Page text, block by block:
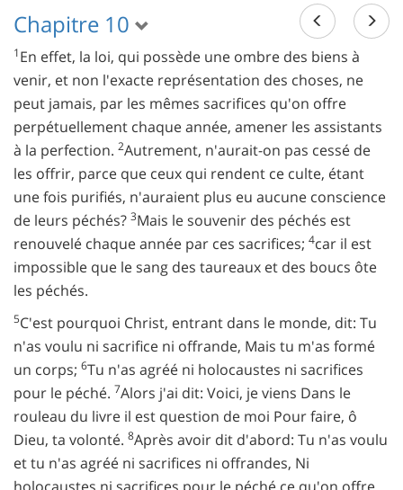
Chapitre 10
1En effet, la loi, qui possède une ombre des biens à
venir, et non l'exacte représentation des choses, ne
peut jamais, par les mêmes sacrifices qu'on offre
perpétuellement chaque année, amener les assistants
à la perfection. 2Autrement, n'aurait-on pas cessé de
les offrir, parce que ceux qui rendent ce culte, étant
une fois purifiés, n'auraient plus eu aucune conscience
de leurs péchés? 3Mais le souvenir des péchés est
renouvelé chaque année par ces sacrifices; 4car il est
impossible que le sang des taureaux et des boucs ôte
les péchés.
5C'est pourquoi Christ, entrant dans le monde, dit: Tu
n'as voulu ni sacrifice ni offrande, Mais tu m'as formé
un corps; 6Tu n'as agréé ni holocaustes ni sacrifices
pour le péché. 7Alors j'ai dit: Voici, je viens Dans le
rouleau du livre il est question de moi Pour faire, ô
Dieu, ta volonté. 8Après avoir dit d'abord: Tu n'as voulu
et tu n'as agréé ni sacrifices ni offrandes, Ni